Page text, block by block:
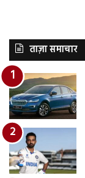
ताज़ा समाचार